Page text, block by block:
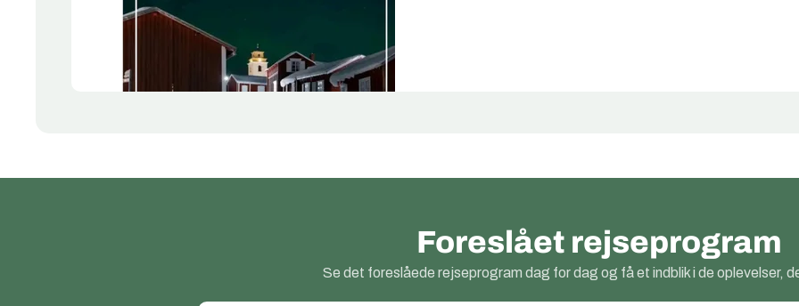
Foreslået rejseprogram
Se det foreslåede rejseprogram dag for dag og få et indblik i de oplevelser,